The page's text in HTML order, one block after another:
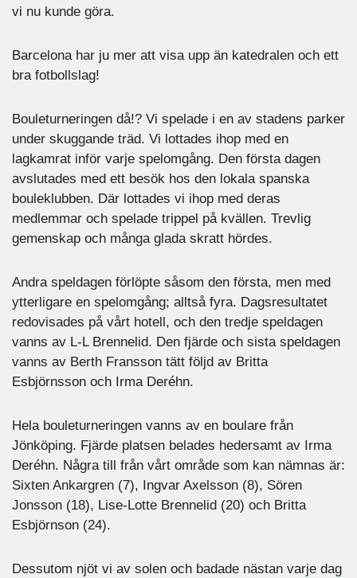
vi nu kunde göra.
Barcelona har ju mer att visa upp än katedralen och ett
bra fotbollslag!
Bouleturneringen då!? Vi spelade i en av stadens parker
under skuggande träd. Vi lottades ihop med en
lagkamrat inför varje spelomgång. Den första dagen
avslutades med ett besök hos den lokala spanska
bouleklubben. Där lottades vi ihop med deras
medlemmar och spelade trippel på kvällen. Trevlig
gemenskap och många glada skratt hördes.
Andra speldagen förlöpte såsom den första, men med
ytterligare en spelomgång; alltså fyra. Dagsresultatet
redovisades på vårt hotell, och den tredje speldagen
vanns av L-L Brennelid. Den fjärde och sista speldagen
vanns av Berth Fransson tätt följd av Britta
Esbjörnsson och Irma Deréhn.
Hela bouleturneringen vanns av en boulare från
Jönköping. Fjärde platsen belades hedersamt av Irma
Deréhn. Några till från vårt område som kan nämnas är:
Sixten Ankargren (7), Ingvar Axelsson (8), Sören
Jonsson (18), Lise-Lotte Brennelid (20) och Britta
Esbjörnson (24).
Dessutom njöt vi av solen och badade nästan varje dag